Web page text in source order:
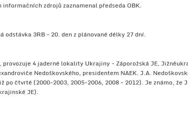
zdrojů zaznamenal předseda OBK.
odstávka 3RB - 20. den z plánované délky 27 dní.
4 jaderné lokality Ukrajiny - Záporožská JE,
Nedoškovského, presidentem NAEK. J.A.
čtvrté (2000-2003, 2005-2006, 2008 - 2012). Je známo, že
JE).